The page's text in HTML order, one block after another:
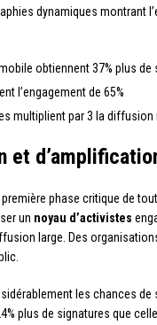
dynamiques montrant
obtiennent 37% plus de
l’engagement de 65%
multiplient par 3 la diffusion
et
phase critique de
un noyau d’activistes
large. Des
les chances de
plus de signatures que